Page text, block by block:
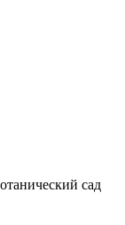
сад